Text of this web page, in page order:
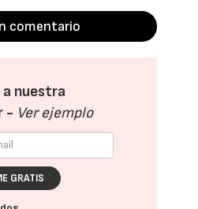
comentario
a nuestra
- Ver ejemplo
GRATIS